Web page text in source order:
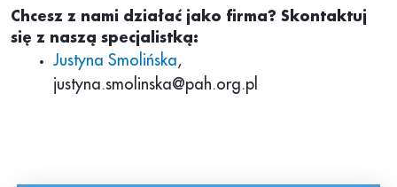
Chcesz z nami działać jako firma? Skontaktuj
się z naszą specjalistką:
Justyna Smolińska,
justyna.smolinska@pah.org.pl